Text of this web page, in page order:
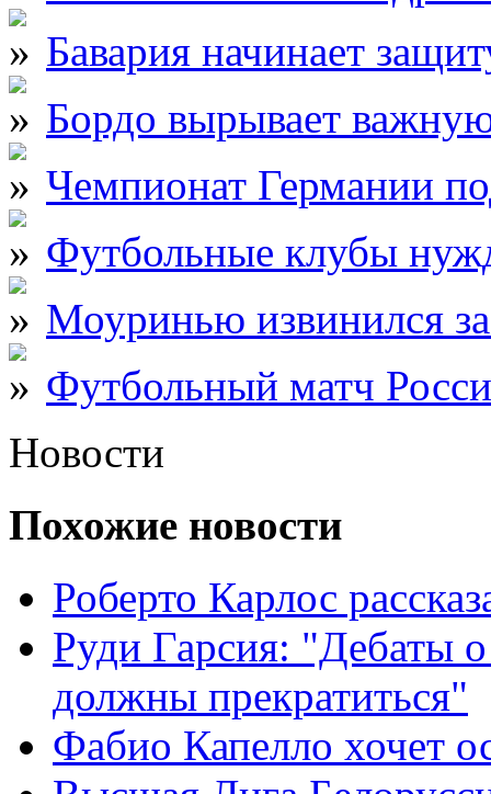
Бавария начинает
Бордо вырывает
Чемпионат Германии
Футбольные клубы
Моуринью извинился
Футбольный матч
Новости
Похожие новости
Роберто Карлос
Руди Гарсия: "Дебаты
должны прекратиться"
Фабио Капелло хочет